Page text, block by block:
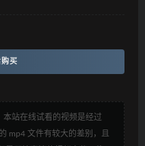
买
站在线试看的视频是经过
mp4 文件有较大的差别，且